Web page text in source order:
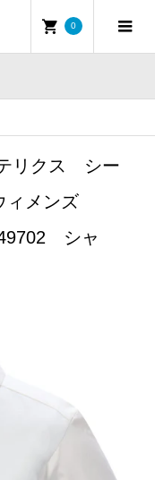
0
in
ツ ウィメンズ Sima Shirt LS W X00000949702 シャツ Arctic Silk
テリクス シー
ィメンズ
シャ